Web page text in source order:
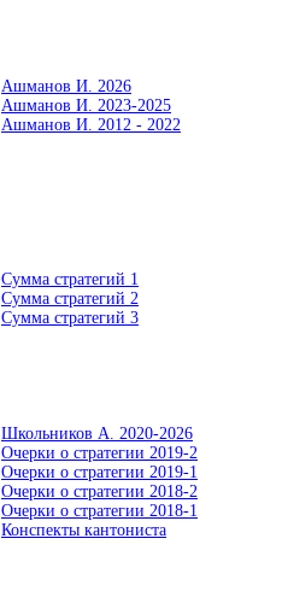
Ашманов И. 2026
Ашманов И. 2023-2025
Ашманов И. 2012 - 2022
Сумма стратегий 1
Сумма стратегий 2
Сумма стратегий 3
Школьников А. 2020-2026
Очерки о стратегии 2019-2
Очерки о стратегии 2019-1
Очерки о стратегии 2018-2
Очерки о стратегии 2018-1
Конспекты кантониста